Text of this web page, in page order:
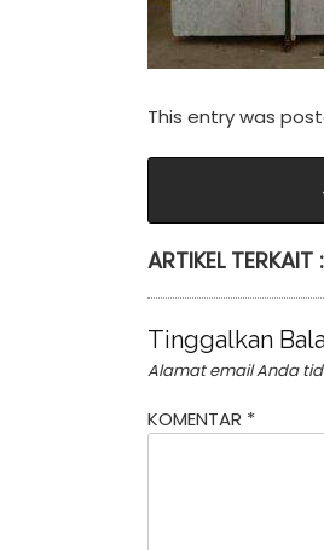
This entry was
ARTIKEL TERKAIT :
Tinggalkan
Alamat email Anda
KOMENTAR *